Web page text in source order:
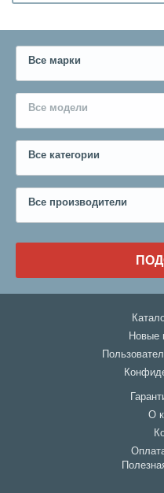
Все марки
Все модели
Все категории
Все производители
Новые
О